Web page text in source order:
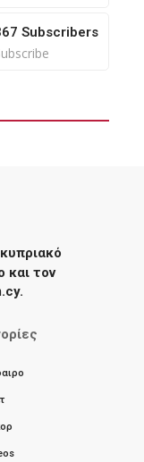
Subscribers
και τον